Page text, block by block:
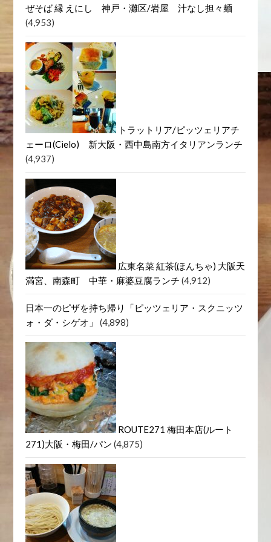
ぜそば 縁 えにし 神戸・灘区/岩屋 汁なし担々麺
(4,953)
トラットリア/ピッツェリアチ
ェーロ(Cielo) 新大阪・西中島南方イタリアンランチ
(4,937)
広東名菜 紅茶(ほんちゃ) 大阪天
満宮、南森町 中華・麻婆豆腐ランチ (4,912)
日本一のピザを持ち帰り「ピッツェリア・スクニッツ
ォ・ダ・シゲオ」
(4,898)
ROUTE271 梅田本店(ルート
271)大阪・梅田/パン (4,875)